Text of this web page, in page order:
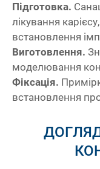
Підготовка.
лікування
встановлення
Виготовлення.
моделювання
Фіксація.
встановлення